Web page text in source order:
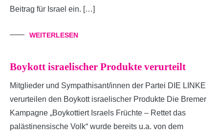
Beitrag für Israel ein. […]
WEITERLESEN
Boykott israelischer Produkte verurteilt
Mitglieder und Sympathisant/innen der Partei DIE LINKE
verurteilen den Boykott israelischer Produkte Die Bremer
Kampagne „Boykottiert Israels Früchte – Rettet das
palästinensische Volk“ wurde bereits u.a. von dem